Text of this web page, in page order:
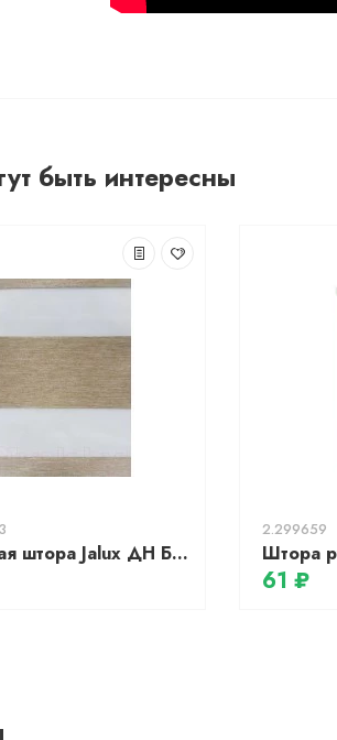
быть интересны
Рулонная штора Jalux ДН Блэкаут 438 58x135 (темно-бежевый)
2.299659
61 ₽